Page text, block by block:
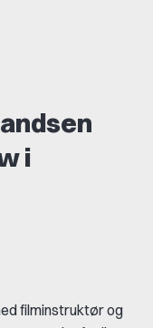
i
filminstruktør og